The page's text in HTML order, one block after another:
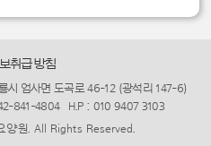
취급방침
시 엄사면 도곡로 46-12 (광석리 147-6)
841-4804
H.P : 010 9407 3103
원. All Rights Reserved.